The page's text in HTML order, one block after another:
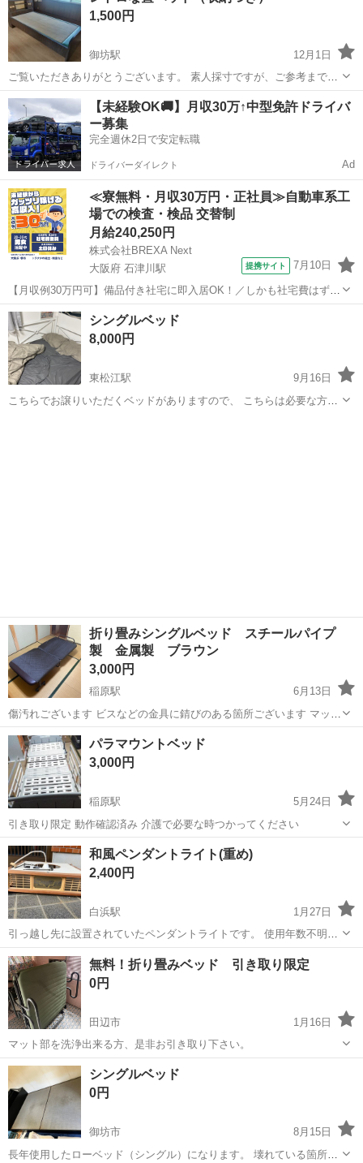
1,500円
御坊駅
12月1日
ご覧いただきありがとうございます。 素人採寸ですが、ご参考まで。
▼畳部分 幅98cm 長さ190.5cm ▼棚部分 高さ95-96cm ▼重量 女性ひ
とりではなかなか持ち上がらない重さ
和歌山 御坊市 御坊駅 ベッド レトロ
【未経験OK🚚】月収30万↑中型免許ドライバ
ー募集
完全週休2日で安定転職
ドライバーダイレクト Ad
≪寮無料・月収30万円・正社員≫自動車系工
場での検査・検品 交替制
月給240,250円
株式会社BREXA Next
大阪府 石津川駅
提携サイト 7月10日
【月収例30万円可】備品付き社宅に即入居OK！／しかも社宅費はずっ
と無料♪／トラクタ本体の製造／資格経験不問★異業種からの転職活躍
中！／赴任旅費会社負担／工場まで無料送迎あり◎《大阪府堺市》 人
気の工場のお仕事 ◇トラクタ...
大阪 堺市 石津川駅 その他
シングルベッド
8,000円
東松江駅
9月16日
こちらでお譲りいただくベッドがありますので、 こちらは必要な方に
折り畳みシングルベッド スチールパイプ
製 金属製 ブラウン
3,000円
稲原駅
6月13日
傷汚れございます ビスなどの金具に錆びのある箇所ございます マット
面に引っ掻き傷とか多少あります あんまり使ってなくてわりかし綺麗
かと思います マットサイズ95cm×200×高さ33 折り畳み時50×96×110
和歌山 田辺市 稲原駅 ベッド
パラマウントベッド
3,000円
稲原駅
5月24日
引き取り限定 動作確認済み 介護で必要な時つかってください
和歌山 日高郡 稲原駅 ベッド パラマウントベッド
和風ペンダントライト(重め)
2,400円
白浜駅
1月27日
引っ越し先に設置されていたペンダントライトです。 使用年数不明、
蛍光灯付けます。 使用可能で白色蛍光灯です。 通常のソケットであれ
ば設置可能と思われます。 重めなので落下防止金具が付属されていま
和歌山 西牟婁郡 白浜駅 ペンダントライト
無料！折り畳みベッド 引き取り限定
0円
田辺市
1月16日
マット部を洗浄出来る方、是非お引き取り下さい。
和歌山 田辺市 ベッド マット
シングルベッド
0円
御坊市
8月15日
長年使用したローベッド（シングル）になります。 壊れている箇所も